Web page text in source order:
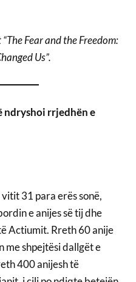
Fear and the Freedom:
Us”.
ndryshoi rrjedhën e
31 para erës sonë,
e anijes së tij dhe
Actiumit. Rreth 60 anije
me shpejtësi dallgët e
400 anijesh të